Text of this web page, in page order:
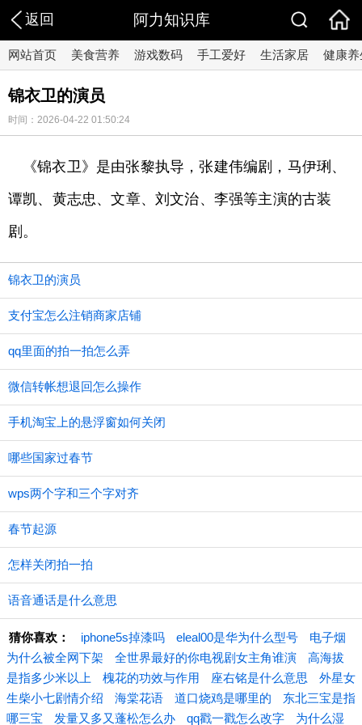
返回 阿力知识库
网站首页 美食营养 游戏数码 手工爱好 生活家居 健康养
锦衣卫的演员
时间：2026-04-22 01:50:24
《锦衣卫》是由张黎执导，张建伟编剧，马伊琍、
谭凯、黄志忠、文章、刘文治、李强等主演的古装
剧。
锦衣卫的演员
支付宝怎么注销商家店铺
qq里面的拍一拍怎么弄
微信转帐想退回怎么操作
手机淘宝上的悬浮窗如何关闭
哪些国家过春节
wps两个字和三个字对齐
春节起源
怎样关闭拍一拍
语音通话是什么意思
猜你喜欢： iphone5s掉漆吗 eleal00是华为什么型号
电子烟
为什么被全网下架
全世界最好的你电视剧女主角谁演
高海拔
是指多少米以上
槐花的功效与作用 座右铭是什么意思
外星女
生柴小七剧情介绍
海棠花语 道口烧鸡是哪里的
东北三宝是指
哪三宝
发量又多又蓬松怎么办 qq戳一戳怎么改字 为什么湿